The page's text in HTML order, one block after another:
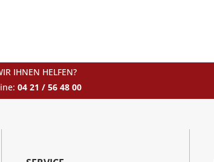
IHNEN HELFEN?
04 21 / 56 48 00